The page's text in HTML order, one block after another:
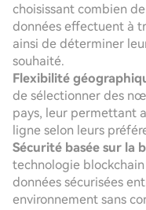
choisissant combien
données effectuent à
ainsi de déterminer
souhaité.
Flexibilité
de sélectionner des
pays, leur permettant
ligne selon leurs
Sécurité basée sur la
technologie
données sécurisées
environnement sans